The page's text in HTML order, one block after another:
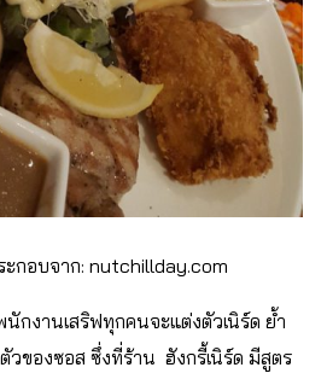
กอบจาก: nutchillday.com
กงานเสริฟทุกคนจะแต่งตัวเนิร์ด ย้ำ
วของซอส ซึ่งที่ร้าน ฮังกรี้เนิร์ด มีสูตร